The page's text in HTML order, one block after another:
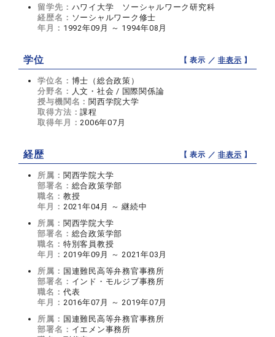
留学先： ハワイ大学 ソーシャルワーク研究科
経歴名： ソーシャルワーク修士
年月： 1992年09月 ～ 1994年08月
学位 【 表示 ／非表示 】
学位名： 博士（総合政策）
分野名： 人文・社会 / 国際関係論
授与機関名： 関西学院大学
取得方法：課程
取得年月：2006年07月
経歴 【 表示 ／非表示 】
所属： 関西学院大学
部署名： 総合政策学部
職名： 教授
年月： 2021年04月 ～ 継続中
所属： 関西学院大学
部署名： 総合政策学部
職名： 特別客員教授
年月： 2019年09月 ～ 2021年03月
所属： 国連難民高等弁務官事務所
部署名： インド・モルジブ事務所
職名： 代表
年月： 2016年07月 ～ 2019年07月
所属： 国連難民高等弁務官事務所
部署名： イエメン事務所